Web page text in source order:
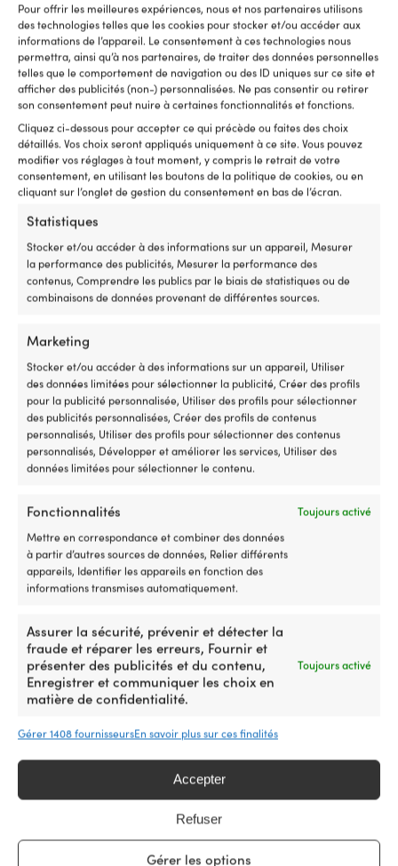
Pour offrir les meilleures expériences, nous et nos partenaires utilisons
des technologies telles que les cookies pour stocker et/ou accéder aux
informations de l’appareil. Le consentement à ces technologies nous
permettra, ainsi qu’à nos partenaires, de traiter des données personnelles
telles que le comportement de navigation ou des ID uniques sur ce site et
afficher des publicités (non-) personnalisées. Ne pas consentir ou retirer
son consentement peut nuire à certaines fonctionnalités et fonctions.
Cliquez ci-dessous pour accepter ce qui précède ou faites des choix
détaillés. Vos choix seront appliqués uniquement à ce site. Vous pouvez
modifier vos réglages à tout moment, y compris le retrait de votre
consentement, en utilisant les boutons de la politique de cookies, ou en
cliquant sur l’onglet de gestion du consentement en bas de l’écran.
Statistiques
Stocker et/ou accéder à des informations sur un appareil, Mesurer
la performance des publicités, Mesurer la performance des
contenus, Comprendre les publics par le biais de statistiques ou de
combinaisons de données provenant de différentes sources.
Marketing
Stocker et/ou accéder à des informations sur un appareil, Utiliser
des données limitées pour sélectionner la publicité, Créer des profils
pour la publicité personnalisée, Utiliser des profils pour sélectionner
des publicités personnalisées, Créer des profils de contenus
personnalisés, Utiliser des profils pour sélectionner des contenus
personnalisés, Développer et améliorer les services, Utiliser des
données limitées pour sélectionner le contenu.
Fonctionnalités
Toujours activé
Mettre en correspondance et combiner des données
à partir d’autres sources de données, Relier différents
appareils, Identifier les appareils en fonction des
informations transmises automatiquement.
Assurer la sécurité, prévenir et détecter la
fraude et réparer les erreurs, Fournir et
présenter des publicités et du contenu,
Enregistrer et communiquer les choix en
matière de confidentialité.
Toujours activé
Gérer 1408 fournisseursEn savoir plus sur ces finalités
Accepter
Refuser
Gérer les options
la
veste
est
imperméable,
coupe-
vent
et
respirante,
pour
rester
au
sec
sans
sensation
de
moiteur.
Les
manches
coupe
ergonomique
permettent
une
grande
liberté
de
pont,
doublure
rapide
augmente
confort
entre
navigations.
sécurité
la
sont
À col bas
SÉRIE
Helly Hansen Crew
Helly Hansen Crew Midlayer
NIVEAU DE FONCTIONNALITÉ
Simple
LIEN VERS LE FABRICANT
https://www.hellyhansen.com/sv_se/crew-midlayer-
jacket-2-34444
5000 – 10000 mm
MATÉRIAU DE LA VESTE
Coque : 100 % polyester. Doublure : 100 % polyester
(recyclé). Doublure 2 : 100 % polyester
Comparer avec d'autres meilleures
ventes dansvestes de quart et vestes
de voile